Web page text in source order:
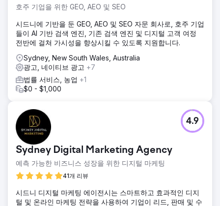
호주 기업을 위한 GEO, AEO 및 SEO
시드니에 기반을 둔 GEO, AEO 및 SEO 자문 회사로, 호주 기업
들이 AI 기반 검색 엔진, 기존 검색 엔진 및 디지털 고객 여정
전반에 걸쳐 가시성을 향상시킬 수 있도록 지원합니다.
Sydney, New South Wales, Australia
광고, 네이티브 광고 +7
법률 서비스, 농업 +1
$0 - $1,000
Sydney Digital Marketing Agency
예측 가능한 비즈니스 성장을 위한 디지털 마케팅
41개 리뷰
4.9
시드니 디지털 마케팅 에이전시는 스마트하고 효과적인 디지
털 및 온라인 마케팅 전략을 사용하여 기업이 리드, 판매 및 수